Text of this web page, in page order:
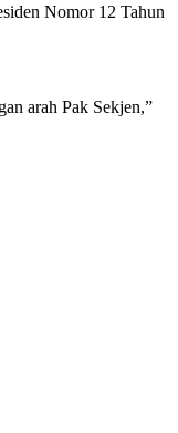
Nomor 12 Tahun
arah Pak Sekjen,”